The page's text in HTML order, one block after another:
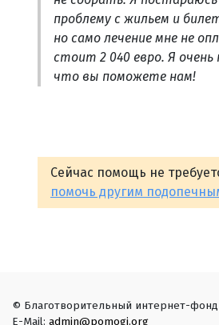
проблему с жильем и
но само лечение мне не
стоит 2 040 евро. Я очень
что вы поможете нам!
Сейчас помощь не
помочь другим
© Благотворительный интернет-
E-Mail: admin@pomogi.org